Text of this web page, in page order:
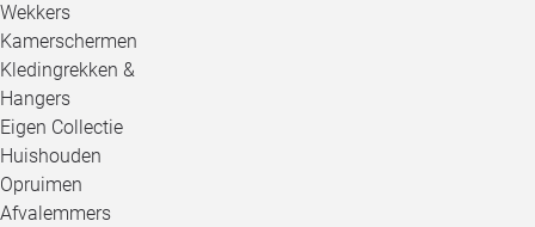
Wekkers
Kamerschermen
Kledingrekken &
Hangers
Eigen Collectie
Huishouden
Opruimen
Afvalemmers